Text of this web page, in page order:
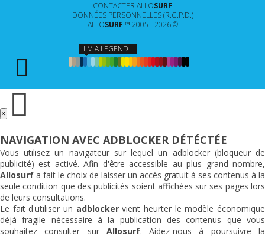
CONTACTER ALLOSURF
DONNÉES PERSONNELLES (R.G.P.D.)
ALLOSURF ™ 2005 - 2026 ©
I'M A LEGEND !
×
NAVIGATION AVEC ADBLOCKER DÉTÉCTÉE
Vous utilisez un navigateur sur lequel un adblocker (bloqueur de
publicité) est activé. Afin d'être accessible au plus grand nombre,
Allosurf a fait le choix de laisser un accès gratuit à ses contenus à la
seule condition que des publicités soient affichées sur ses pages lors
de leurs consultations.
Le fait d'utiliser un adblockervient heurter le modèle économique
déjà fragile nécessaire à la publication des contenus que vous
souhaitez consulter sur Allosurf. Aidez-nous à poursuivre la